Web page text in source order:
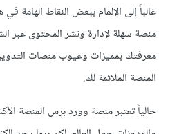
غالباً إلى الإلمام ببعض النقاط الهامة
منصة سهلة لإدارة ونشر المحتوى عبر
معرفتك بمميزات وعيوب منصات
المنصة الملائمة لك.
حالياً تعتبر منصة وورد برس المنصة